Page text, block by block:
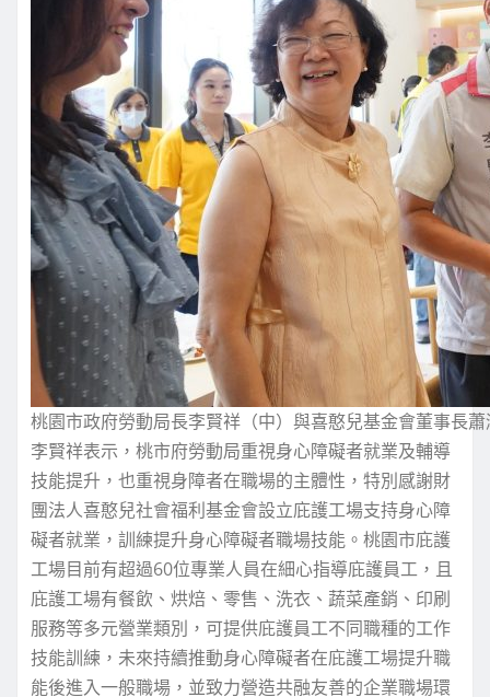
桃園市政府勞動局長李賢祥（中）與喜憨兒基金會董事長
李賢祥表示，桃市府勞動局重視身心障礙者就業及輔導
技能提升，也重視身障者在職場的主體性，特別感謝財
團法人喜憨兒社會福利基金會設立庇護工場支持身心障
礙者就業，訓練提升身心障礙者職場技能。桃園市庇護
工場目前有超過60位專業人員在細心指導庇護員工，且
庇護工場有餐飲、烘焙、零售、洗衣、蔬菜產銷、印刷
服務等多元營業類別，可提供庇護員工不同職種的工作
技能訓練，未來持續推動身心障礙者在庇護工場提升職
能後進入一般職場，並致力營造共融友善的企業職場環